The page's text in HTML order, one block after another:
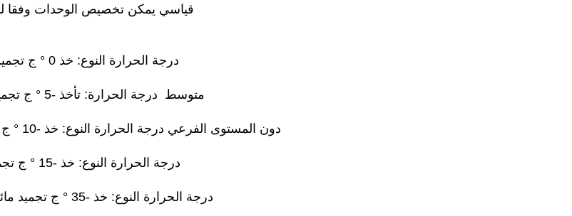
قياسي يمكن تخصيص الوحدات وفقا
1.High درجة الحرارة النوع: خذ 0 ° ج تجميد مائي حل؛
2.The متوسط ​​ درجة الحرارة: تأخذ -5 ° ج تجميد مائي حل؛
3. دون المستوى الفرعي درجة الحرارة النوع: خذ -10 ° ج تجميد مائي حل؛
4.ow درجة الحرارة النوع: خذ -15 ° ج تجميد مائي حل؛
5.Ltra Low درجة الحرارة النوع: خذ -35 ° ج تجميد مائي حل؛